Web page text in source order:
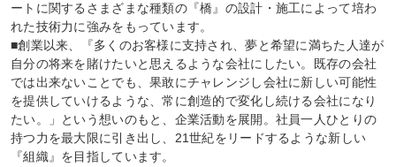
ートに関するさまざまな種類の『橋』の設計・施工によって培わ
れた技術力に強みをもっています。
■創業以来、『多くのお客様に支持され、夢と希望に満ちた人達が
自分の将来を賭けたいと思えるような会社にしたい。既存の会社
では出来ないことでも、果敢にチャレンジし会社に新しい可能性
を提供していけるような、常に創造的で変化し続ける会社になり
たい。」という想いのもと、企業活動を展開。社員一人ひとりの
持つ力を最大限に引き出し、21世紀をリードするような新しい
『組織』を目指しています。